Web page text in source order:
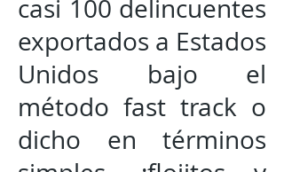
casi 100 delincuentes
exportados a Estados
Unidos bajo el
método fast track o
dicho en términos